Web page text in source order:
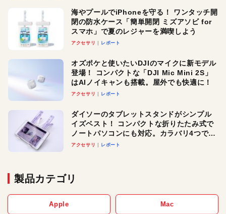
海やプールでiPhoneを守る！ ワンタッチ開
閉の防水ケース「簡単開閉 ミズアソビ for
スマホ」で夏のレジャーを満喫しよう
アクセサリ レポート
オズポケと使いたいDJIのマイクに新モデル
登場！ コンパクトな「DJI Mic Mini 2S」
はAIノイキャンも搭載。屋外でも快適に！
アクセサリ レポート
ダイソーのタブレットスタンドがシンプル
イズベスト！ コンパクトな折りたたみ式で
ノートパソコンにも対応。カラバリ4つで選
べる楽しさも
アクセサリ レポート
製品カテゴリ
Apple Mac